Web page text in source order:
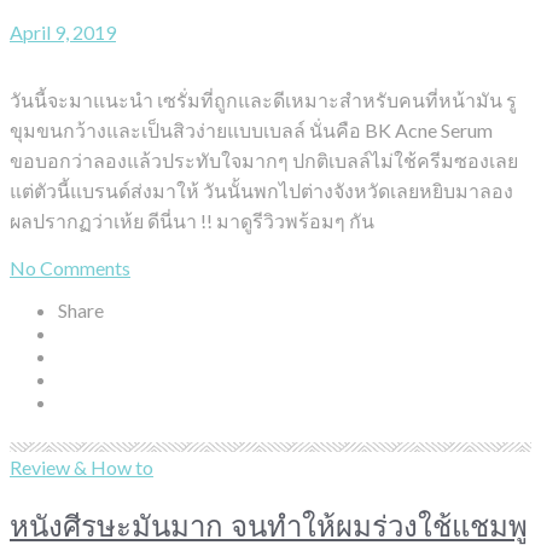
April 9, 2019
วันนี้จะมาแนะนำ เซรั่มที่ถูกและดีเหมาะสำหรับคนที่หน้ามัน รู
ขุมขนกว้างและเป็นสิวง่ายแบบเบลล์ นั่นคือ BK Acne Serum
ขอบอกว่าลองแล้วประทับใจมากๆ ปกติเบลล์ไม่ใช้ครีมซองเลย
แต่ตัวนี้แบรนด์ส่งมาให้ วันนั้นพกไปต่างจังหวัดเลยหยิบมาลอง
ผลปรากฏว่าเห้ย ดีนี่นา !! มาดูรีวิวพร้อมๆ กัน
No Comments
Share
Review & How to
หนังศีรษะมันมาก จนทำให้ผมร่วงใช้แชมพู